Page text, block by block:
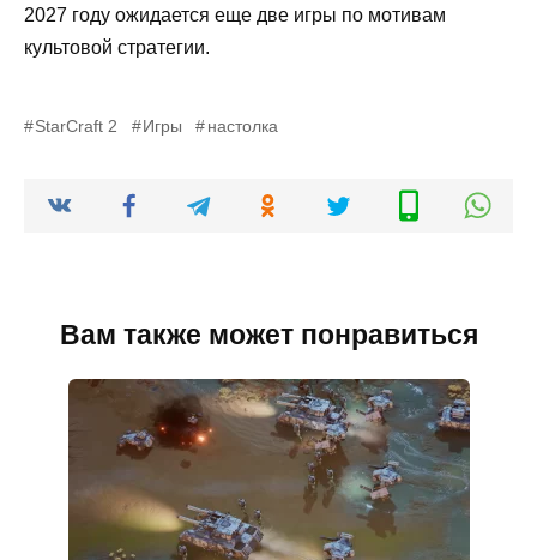
2027 году ожидается еще две игры по мотивам
культовой стратегии.
StarCraft 2 Игры настолка
Вам также может понравиться